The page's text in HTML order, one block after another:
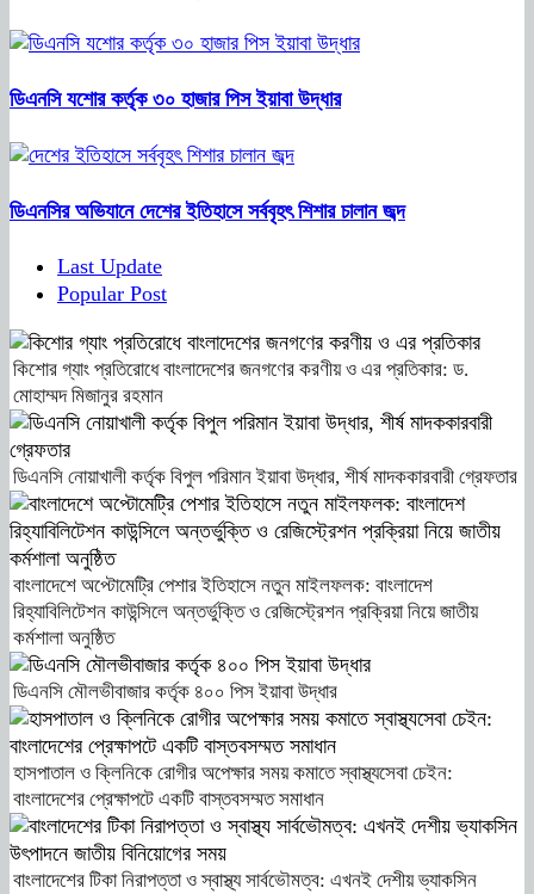
ডিএনসি যশোর কর্তৃক ৩০ হাজার পিস ইয়াবা উদ্ধার
ডিএনসির অভিযানে দেশের ইতিহাসে সর্ববৃহৎ শিশার চালান জব্দ
Last Update
Popular Post
কিশোর গ্যাং প্রতিরোধে বাংলাদেশের জনগণের করণীয় ও এর প্রতিকার: ড.
মোহাম্মদ মিজানুর রহমান
ডিএনসি নোয়াখালী কর্তৃক বিপুল পরিমান ইয়াবা উদ্ধার, শীর্ষ মাদককারবারী গ্রেফতার
বাংলাদেশে অপ্টোমেট্রি পেশার ইতিহাসে নতুন মাইলফলক: বাংলাদেশ
রিহ্যাবিলিটেশন কাউন্সিলে অন্তর্ভুক্তি ও রেজিস্ট্রেশন প্রক্রিয়া নিয়ে জাতীয়
কর্মশালা অনুষ্ঠিত
ডিএনসি মৌলভীবাজার কর্তৃক ৪০০ পিস ইয়াবা উদ্ধার
হাসপাতাল ও ক্লিনিকে রোগীর অপেক্ষার সময় কমাতে স্বাস্থ্যসেবা চেইন:
বাংলাদেশের প্রেক্ষাপটে একটি বাস্তবসম্মত সমাধান
বাংলাদেশের টিকা নিরাপত্তা ও স্বাস্থ্য সার্বভৌমত্ব: এখনই দেশীয় ভ্যাকসিন